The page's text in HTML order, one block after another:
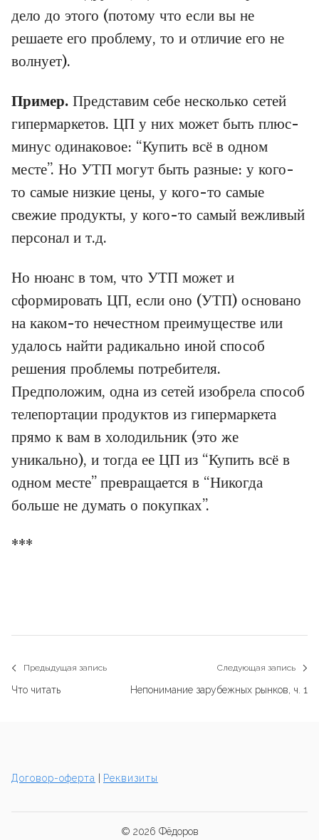
дело до этого (потому что если вы не
решаете его проблему, то и отличие его не
волнует).
Пример. Представим себе несколько сетей
гипермаркетов. ЦП у них может быть плюс-
минус одинаковое: “Купить всё в одном
месте”. Но УТП могут быть разные: у кого-
то самые низкие цены, у кого-то самые
свежие продукты, у кого-то самый вежливый
персонал и т.д.
Но нюанс в том, что УТП может и
сформировать ЦП, если оно (УТП) основано
на каком-то нечестном преимуществе или
удалось найти радикально иной способ
решения проблемы потребителя.
Предположим, одна из сетей изобрела способ
телепортации продуктов из гипермаркета
прямо к вам в холодильник (это же
уникально), и тогда ее ЦП из “Купить всё в
одном месте” превращается в “Никогда
больше не думать о покупках”.
***
Навигация
по
Предыдущая запись
Previous
Что читать
Следующая запись
Непонимание зарубежных рынков, ч. 1
Договор-оферта Реквизиты
© 2026 Фёдоров